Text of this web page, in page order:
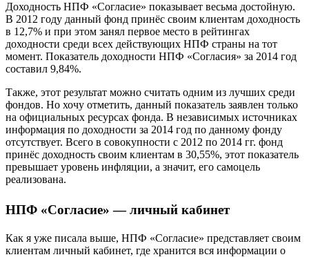
Доходность НПФ «Согласие» показывает весьма достойную.
В 2012 году данный фонд принёс своим клиентам доходность
в 12,7% и при этом занял первое место в рейтингах
доходности среди всех действующих НПФ страны на тот
момент. Показатель доходности НПФ «Согласия» за 2014 год
составил 9,84%.
Также, этот результат можно считать одним из лучших среди
фондов. Но хочу отметить, данный показатель заявлен только
на официальных ресурсах фонда. В независимых источниках
информация по доходности за 2014 год по данному фонду
отсутствует. Всего в совокупности с 2012 по 2014 гг. фонд
принёс доходность своим клиентам в 30,55%, этот показатель
превышает уровень инфляции, а значит, его самоцель
реализована.
НПФ «Согласие» — личный кабинет
Как я уже писала выше, НПФ «Согласие» представляет своим
клиентам личный кабинет, где хранится вся информации о